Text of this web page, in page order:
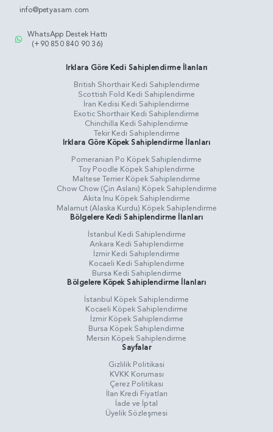
info@petyasam.com
WhatsApp Destek Hattı
(+90 850 840 90 36)
Irklara Göre Kedi Sahiplendirme İlanları
British Shorthair Kedi Sahiplendirme
Scottish Fold Kedi Sahiplendirme
İran Kedisi Kedi Sahiplendirme
Exotic Shorthair Kedi Sahiplendirme
Chinchilla Kedi Sahiplendirme
Tekir Kedi Sahiplendirme
Irklara Göre Köpek Sahiplendirme İlanları
Pomeranian Po Köpek Sahiplendirme
Toy Poodle Köpek Sahiplendirme
Maltese Terrier Köpek Sahiplendirme
Chow Chow (Çin Aslanı) Köpek Sahiplendirme
Akita Inu Köpek Sahiplendirme
Malamut (Alaska Kurdu) Köpek Sahiplendirme
Bölgelere Kedi Sahiplendirme İlanları
İstanbul Kedi Sahiplendirme
Ankara Kedi Sahiplendirme
İzmir Kedi Sahiplendirme
Kocaeli Kedi Sahiplendirme
Bursa Kedi Sahiplendirme
Bölgelere Köpek Sahiplendirme İlanları
İstanbul Köpek Sahiplendirme
Kocaeli Köpek Sahiplendirme
İzmir Köpek Sahiplendirme
Bursa Köpek Sahiplendirme
Mersin Köpek Sahiplendirme
Sayfalar
Gizlilik Politikasi
KVKK Koruması
Çerez Politikası
İlan Kredi Fiyatları
İade ve İptal
Üyelik Sözleşmesi